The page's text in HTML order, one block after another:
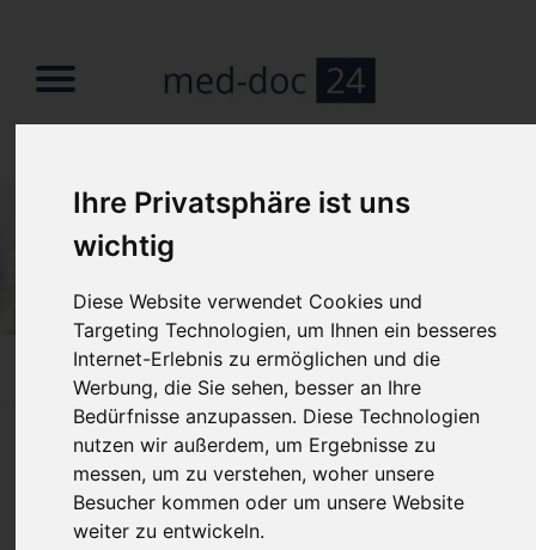
Ihre Privatsphäre ist uns
wichtig
Diese Website verwendet Cookies und
Targeting Technologien, um Ihnen ein besseres
Internet-Erlebnis zu ermöglichen und die
Werbung, die Sie sehen, besser an Ihre
Bedürfnisse anzupassen. Diese Technologien
nutzen wir außerdem, um Ergebnisse zu
messen, um zu verstehen, woher unsere
Besucher kommen oder um unsere Website
weiter zu entwickeln.
Home»Fachbereiche»Kinderarzt»Plötzlicher Kindstod
Plötzlicher Kindstod – was ist das?
Der plötzliche Kindstod, in der medizinischen Fachsprache
auch als Sudden Infant Death Syndrome (SDIS) bezeichnet,